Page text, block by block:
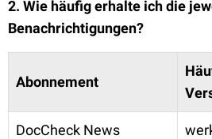
2. Wie häufig erhalte ich die
Benachrichtigungen?
Abonnement
DocCheck News